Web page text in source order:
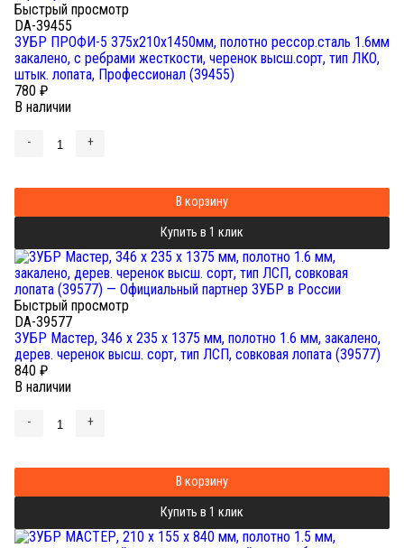
Быстрый просмотр
DA-39455
ЗУБР ПРОФИ-5 375х210х1450мм, полотно рессор.сталь 1.6мм
закалено, c ребрами жесткости, черенок высш.сорт, тип ЛКО,
штык. лопата, Профессионал (39455)
780 ₽
В наличии
- +
В корзину
Купить в 1 клик
Быстрый просмотр
DA-39577
ЗУБР Мастер, 346 х 235 х 1375 мм, полотно 1.6 мм, закалено,
дерев. черенок высш. сорт, тип ЛСП, совковая лопата (39577)
840 ₽
В наличии
- +
В корзину
Купить в 1 клик